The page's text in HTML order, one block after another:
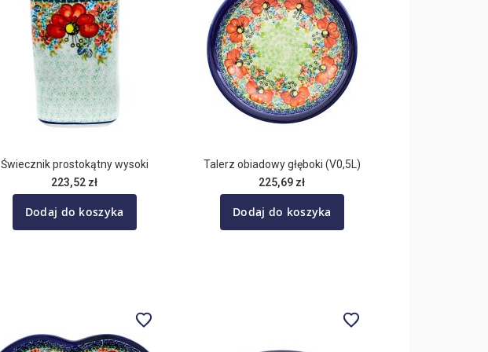
Świecznik prostokątny wysoki
223,52 zł
Dodaj do koszyka
Talerz obiadowy głęboki (V0,5L)
225,69 zł
Dodaj do koszyka